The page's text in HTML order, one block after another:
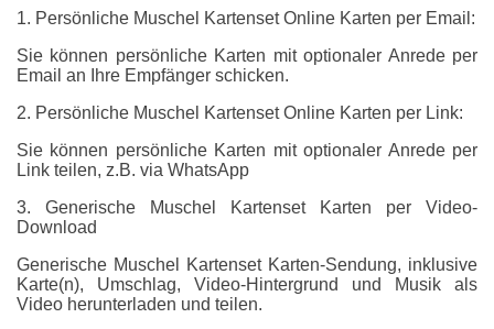
1. Persönliche Muschel Kartenset Online Karten per Email:
Sie können persönliche Karten mit optionaler Anrede per
Email an Ihre Empfänger schicken.
2. Persönliche Muschel Kartenset Online Karten per Link:
Sie können persönliche Karten mit optionaler Anrede per
Link teilen, z.B. via WhatsApp
3. Generische Muschel Kartenset Karten per Video-
Download
Generische Muschel Kartenset Karten-Sendung, inklusive
Karte(n), Umschlag, Video-Hintergrund und Musik als
Video herunterladen und teilen.